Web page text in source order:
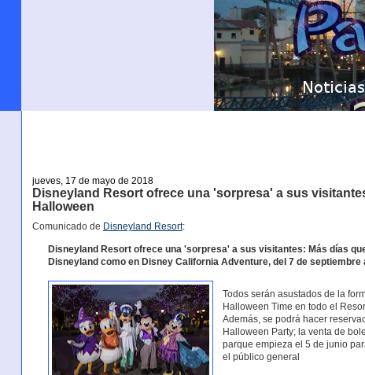
jueves, 17 de mayo de 2018
Disneyland Resort ofrece una 'sorpresa' a sus
Halloween
Comunicado de Disneyland Resort:
Disneyland Resort ofrece una 'sorpresa' a sus visitantes: Más días
Disneyland como en Disney California Adventure, del 7 de septiembre
Todos serán asustados de la
Halloween Time en todo el
Además, se podrá hacer
Halloween Party; la venta de
parque empieza el 5 de junio
el público general